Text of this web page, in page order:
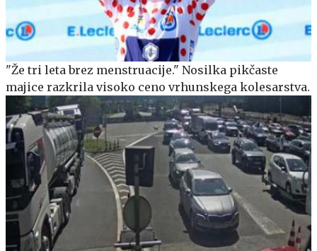
"Že tri leta brez menstruacije." Nosilka pikčaste
majice razkrila visoko ceno vrhunskega kolesarstva.